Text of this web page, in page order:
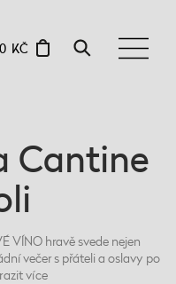
0 KČ
Cantine
VÍNO hravě svede nejen
večer s přáteli a oslavy po
více